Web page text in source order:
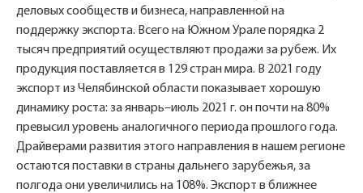
деловых сообществ и бизнеса, направленной на
поддержку экспорта. Всего на Южном Урале порядка 2
тысяч предприятий осуществляют продажи за рубеж. Их
продукция поставляется в 129 стран мира. В 2021 году
экспорт из Челябинской области показывает хорошую
динамику роста: за январь–июль 2021 г. он почти на 80%
превысил уровень аналогичного периода прошлого года.
Драйверами развития этого направления в нашем регионе
остаются поставки в страны дальнего зарубежья, за
полгода они увеличились на 108%. Экспорт в ближнее
Нажимая на кнопку «Отправить» вы
автоматически соглашаетесь с
«Политикой
Нажимая на кнопку «Отправить» вы
автоматически соглашаетесь с
«Политикой